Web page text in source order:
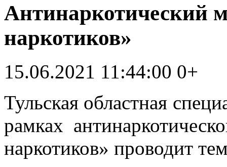
Антинаркотический
наркотиков»
15.06.2021 11:44:00 0+
Тульская областная
рамках
наркотиков» проводит